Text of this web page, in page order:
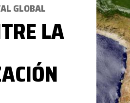
GLOBAL
LA